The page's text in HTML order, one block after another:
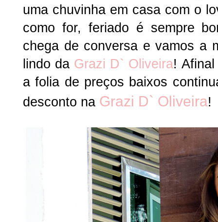
uma chuvinha em casa com o
como for, feriado é sempre
chega de conversa e vamos a
lindo da Grazi D` Oliveira!
a folia de preços baixos
desconto na Grazi D` Oliveira!